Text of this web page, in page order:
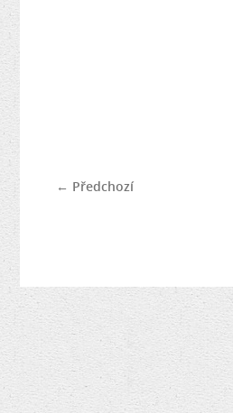
← Předchozí